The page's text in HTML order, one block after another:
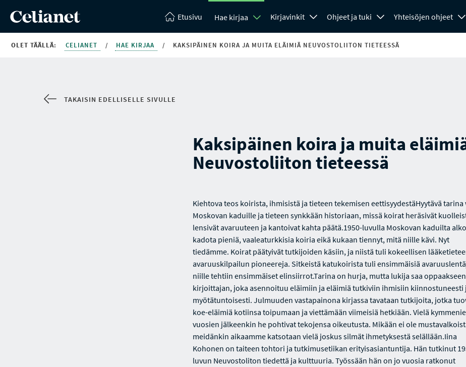
Etusivu Hae kirjaa Kirjavinkit Ohjeet ja tuki Yhteisöjen ohjeet
OLET TÄÄLLÄ: CELIANET / HAE KIRJAA / KAKSIPÄINEN KOIRA JA MUITA ELÄIMIÄ NEUVOSTOLIITON TIETEESSÄ
TAKAISIN EDELLISELLE SIVULLE
Kaksipäinen koira ja muita
Neuvostoliiton tieteessä
Kiehtova teos koirista, ihmisistä ja tieteen tekemisen eettisyydestäHyytävä tarina
Moskovan kaduille ja tieteen synkkään historiaan, missä koirat heräsivät
lensivät avaruuteen ja kantoivat kahta päätä.1950-luvulla Moskovan kaduilta
kadota pieniä, vaaleaturkkisia koiria eikä kukaan tiennyt, mitä niille kävi. Nyt
tiedämme. Koirat päätyivät tutkijoiden käsiin, ja niistä tuli kokeellisen
avaruuskilpailun pioneereja. Sitkeistä katukoirista tuli ensimmäisiä
niille tehtiin ensimmäiset elinsiirrot.Tarina on hurja, mutta lukija saa oppaakseen
kirjoittajan, joka asennoituu eläimiin ja eläimiä tutkiviin ihmisiin kiinnostuneesti
myötätuntoisesti. Julmuuden vastapainona kirjassa tavataan tutkijoita, jotka
koe-eläimiä kotiinsa toipumaan ja viettämään viimeisiä hetkiään. Vielä
vuosien jälkeenkin he pohtivat tekojensa oikeutusta. Mikään ei ole
meidänkin aikaamme katsotaan vielä joskus silmät ihmetyksestä selällään.Iina
Kohonen on taiteen tohtori ja tutkimusetiikan erityisasiantuntija. Hän tutkinut
luvun Neuvostoliton tiedettä ja kulttuuria. Työssään hän on jo vuosia ratkonut